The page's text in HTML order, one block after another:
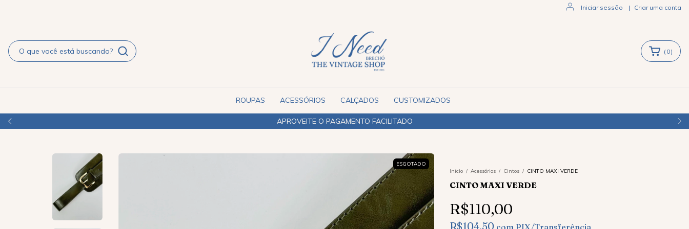
Iniciar sessão | Criar uma conta
ENVIAMOS PARA TODO O BRASIL
( 0)
ROUPAS ACESSÓRIOS CALÇADOS CUSTOMIZADOS
ESGOTADO
Início / Acessórios / Cintos / CINTO MAXI VERDE
CINTO MAXI VERDE
R$110,00
R$104,50 com PIX/Transferência